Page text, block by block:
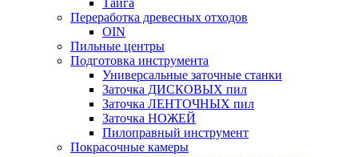
Тайга
Переработка древесных отходов
OIN
Пильные центры
Подготовка инструмента
Универсальные заточные станки
Заточка ДИСКОВЫХ пил
Заточка ЛЕНТОЧНЫХ пил
Заточка НОЖЕЙ
Пилоправный инструмент
Покрасочные камеры